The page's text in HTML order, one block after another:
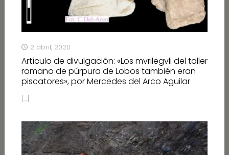
2 abril, 2020
Artículo de divulgación: «Los mvrilegvli del taller
romano de púrpura de Lobos también eran
piscatores», por Mercedes del Arco Aguilar
[…]